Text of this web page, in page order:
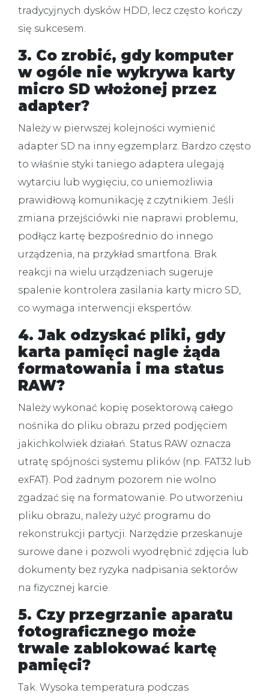
tradycyjnych dysków HDD, lecz często kończy
się sukcesem.
3. Co zrobić, gdy komputer
w ogóle nie wykrywa karty
micro SD włożonej przez
adapter?
Należy w pierwszej kolejności wymienić
adapter SD na inny egzemplarz. Bardzo często
to właśnie styki taniego adaptera ulegają
wytarciu lub wygięciu, co uniemożliwia
prawidłową komunikację z czytnikiem. Jeśli
zmiana przejściówki nie naprawi problemu,
podłącz kartę bezpośrednio do innego
urządzenia, na przykład smartfona. Brak
reakcji na wielu urządzeniach sugeruje
spalenie kontrolera zasilania karty micro SD,
co wymaga interwencji ekspertów.
4. Jak odzyskać pliki, gdy
karta pamięci nagle żąda
formatowania i ma status
RAW?
Należy wykonać kopię posektorową całego
nośnika do pliku obrazu przed podjęciem
jakichkolwiek działań. Status RAW oznacza
utratę spójności systemu plików (np. FAT32 lub
exFAT). Pod żadnym pozorem nie wolno
zgadzać się na formatowanie. Po utworzeniu
pliku obrazu, należy użyć programu do
rekonstrukcji partycji. Narzędzie przeskanuje
surowe dane i pozwoli wyodrębnić zdjęcia lub
dokumenty bez ryzyka nadpisania sektorów
na fizycznej karcie.
5. Czy przegrzanie aparatu
fotograficznego może
trwale zablokować kartę
pamięci?
Tak. Wysoka temperatura podczas